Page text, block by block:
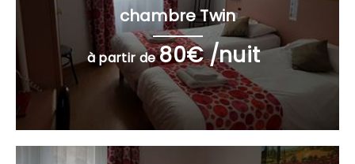
chambre Twin
à partir de80€ /nuit